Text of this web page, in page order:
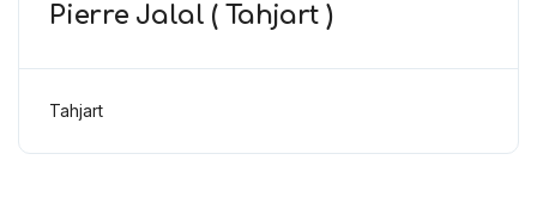
Pierre Jalal ( Tahjart )
Tahjart